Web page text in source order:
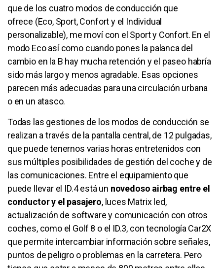
que de los cuatro modos de conducción que
ofrece (Eco, Sport, Confort y el Individual
personalizable), me moví con el Sport y Confort. En el
modo Eco así como cuando pones la palanca del
cambio en la B hay mucha retención y el paseo habría
sido más largo y menos agradable. Esas opciones
parecen más adecuadas para una circulación urbana
o en un atasco.
Todas las gestiones de los modos de conducción se
realizan a través de la pantalla central, de 12 pulgadas,
que puede tenernos varias horas entretenidos con
sus múltiples posibilidades de gestión del coche y de
las comunicaciones. Entre el equipamiento que
puede llevar el ID.4 está un novedoso airbag entre el
conductor y el pasajero, luces Matrix led,
actualización de software y comunicación con otros
coches, como el Golf 8 o el ID.3, con tecnología Car2X
que permite intercambiar información sobre señales,
puntos de peligro o problemas en la carretera. Pero